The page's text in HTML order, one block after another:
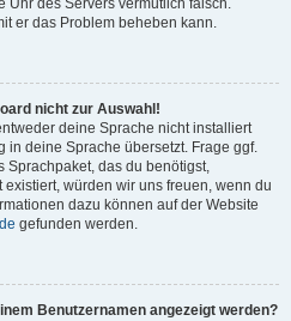
Uhr des Servers vermutlich falsch.
er das Problem beheben kann.
nicht zur Auswahl!
deine Sprache nicht installiert
in deine Sprache übersetzt. Frage ggf.
Sprachpaket, das du benötigst,
würden wir uns freuen, wenn du
dazu können auf der Website
gefunden werden.
Benutzernamen angezeigt werden?